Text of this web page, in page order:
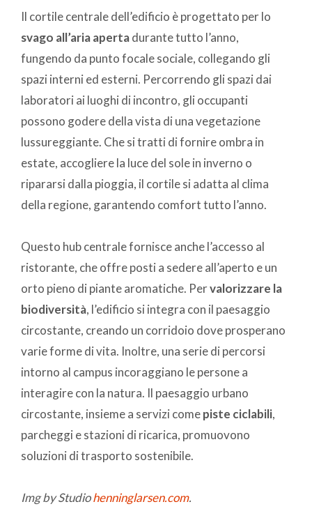
Il cortile centrale dell’edificio è progettato per lo
svago all’aria apertadurante tutto l’anno,
fungendo da punto focale sociale, collegando gli
spazi interni ed esterni. Percorrendo gli spazi dai
laboratori ai luoghi di incontro, gli occupanti
possono godere della vista di una vegetazione
lussureggiante. Che si tratti di fornire ombra in
estate, accogliere la luce del sole in inverno o
ripararsi dalla pioggia, il cortile si adatta al clima
della regione, garantendo comfort tutto l’anno.
Questo hub centrale fornisce anche l’accesso al
ristorante, che offre posti a sedere all’aperto e un
orto pieno di piante aromatiche. Pervalorizzare la
biodiversità, l’edificio si integra con il paesaggio
circostante, creando un corridoio dove prosperano
varie forme di vita. Inoltre, una serie di percorsi
intorno al campus incoraggiano le persone a
interagire con la natura. Il paesaggio urbano
circostante, insieme a servizi comepiste ciclabili,
parcheggi e stazioni di ricarica, promuovono
soluzioni di trasporto sostenibile.
Img by Studiohenninglarsen.com.